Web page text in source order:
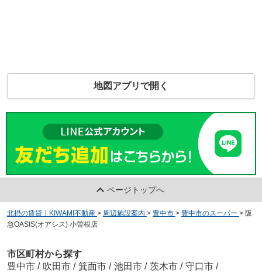
地図アプリで開く
ページトップへ
北摂の賃貸｜KIWAMI不動産 > 周辺施設案内 > 豊中市 > 豊中市のスーパー > 阪
急OASIS(オアシス) 小曽根店
市区町村から探す
豊中市 / 吹田市 / 箕面市 / 池田市 / 茨木市 / 守口市 /